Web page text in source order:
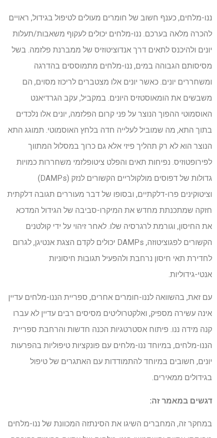
ננו-מלחים, כענף חשוב של חומרים מעולים לטיפול בגידול, ראויים
להכרה מלאה בערכם. ננו-מלחים יכולים לעקוף משאבות/תעלות
יונים ולהיכנס לתאים דרך אנדוציטוזיס של ממברנת פלזמה. בשל
מסיסותם הגבוהה במים, ננו-מלחים מתמוססים בהדרגה
ומשחררים יונים. כאשר יונים אלו מצטברים לריכוז מסוים, הם
משבשים את הומאוסטזיס היונים. במקביל, עקב הגרדיאנט
האוסמוטי ההפוך הנוצר על פני קרום הפלזמה, יונים אלו נלכדים
בתוך התא, מה שמוביל לעלייה חדה בלחץ האוסמוטי. תמוגג התא
הנוצר הוא לא רק תהליך פיזי אלא גם כרוך במסלול המתווך
לפירופטוזיס. נפיחות תאים והפלט ציטופלזמי משחררות כמויות
גדולות של דפוסים מולקולריים הקשורים לנזק (DAMPs)
וציטוקינים פרו-דלקתיים, ובסופו של דבר מעוררים תגובה דלקתית
חזקה שמתכנתת מחדש את המיקרו-סביבה של הגידול המדכא
את החיסון, וגורמת לרגרסיה שלו. לאחר זיהוי על ידי קולטנים
הקשורים לפגוציטוזה, DAMPs יכולים לקדם הצגת אנטיגן, לגרום
לחדירת תאי חיסון נרחבת ולהפעיל תגובות חיסוניות
אנטי-גידוליות.
עם זאת, בהשוואה לננו-חומרים אחרים, ספריית הננו-מלחים עדיין
אינה עשירה מספיק, ואלקטרוליטים מסיסים רבים עדיין לא עברו
קנה מידה ננו. פיתוח אסטרטגיות הכנה חדשות והרחבת ספריית
הננו-מלחים, במיוחד ננו-מלחים עם פונקציות טיפוליות בהפרעות
יונים, חשובים במיוחד להתמודדות עם האתגרים של טיפול
בגידולים ממאירים.
דגשים במאמר זה:
במחקר זה, המחברים השיגו את הסינתזה המכוונת של ננו-מלחים